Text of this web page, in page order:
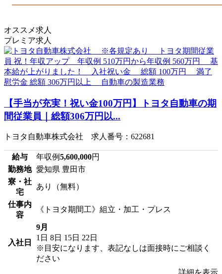
オススメ求人
プレミア求人
【手当が充実！祝い金100万円】トヨタ自動車の期
間従業員｜総額306万円以...
トヨタ自動車株式会社 求人番号：622681
給与 年収例5,600,000円
勤務地 愛知県 豊田市
寮・社
宅
あり（無料）
仕事内
容
《トヨタ期間工》組立・加工・プレス
入社日
9月
1日 8日 15日 22日
※目安になります、表記なしは面接時にご相談く
ださい